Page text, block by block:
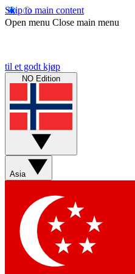
Skip to main content
Open menu Close main menu
til et godt kjøp
NO Edition
Asia